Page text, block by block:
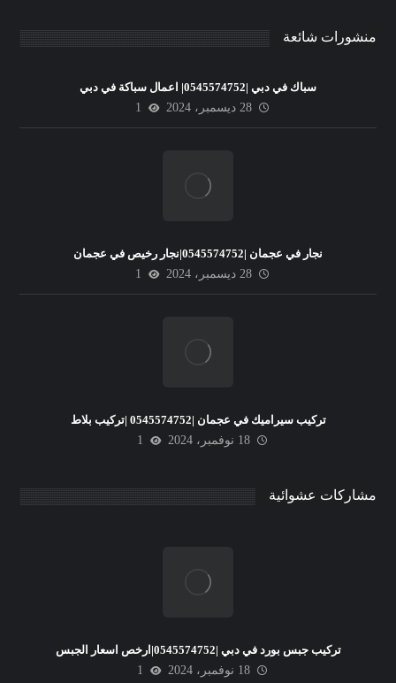
منشورات شائعة
سباك في دبي |0545574752| اعمال سباكة في دبي
28 ديسمبر، 2024
1
نجار في عجمان |0545574752|نجار رخيص في عجمان
28 ديسمبر، 2024
1
تركيب سيراميك في عجمان |0545574752 |تركيب بلاط
18 نوفمبر، 2024
1
مشاركات عشوائية
تركيب جبس بورد في دبي |0545574752|ارخص اسعار الجبس
18 نوفمبر، 2024
1